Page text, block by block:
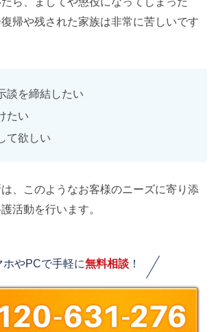
帰や残された家族は非常に苦しいです
談を締結したい
たい
て欲しい
、このようなお客様のニーズに寄り添
活動を行います。
ホやPCで手軽に無料相談！